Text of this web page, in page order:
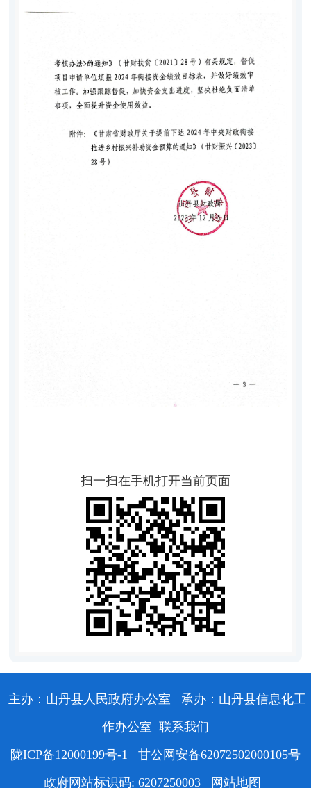
扫一扫在手机打开当前页面
主办：山丹县人民政府办公室
承办：山丹县信息化工
作办公室 联系我们
陇ICP备12000199号-1
甘公网安备62072502000105号
政府网站标识码: 6207250003
网站地图